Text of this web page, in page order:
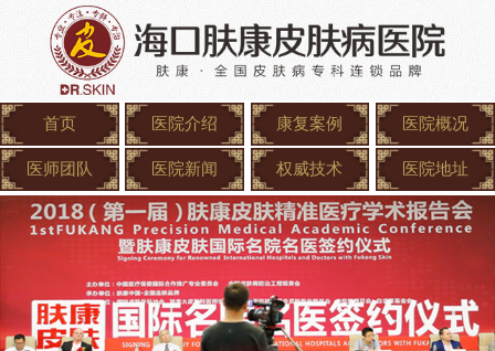
首页 医院介绍 康复案例 医院概况
医师团队 医院新闻 权威技术 医院地址